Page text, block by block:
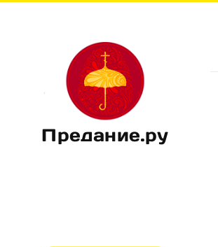
Предание.ру